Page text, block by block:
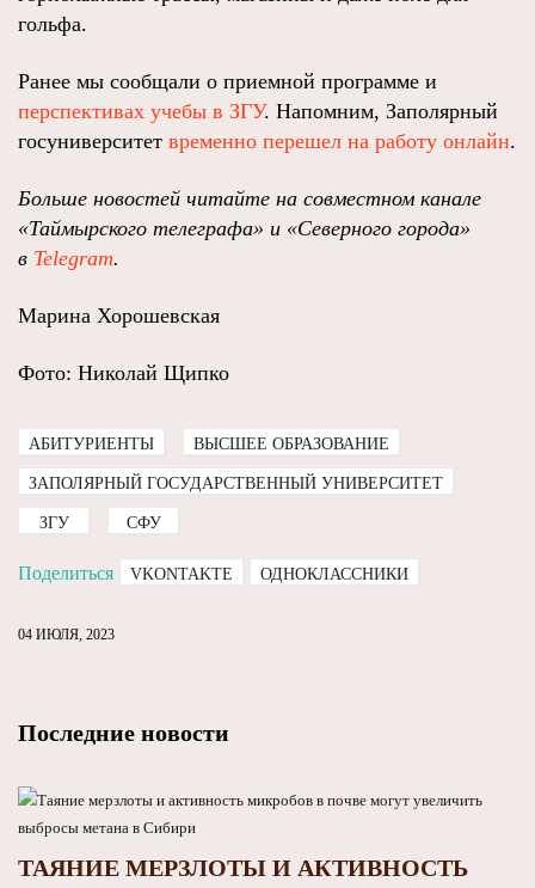
гольфа.
Ранее мы сообщали о приемной программе и
перспективах учебы в ЗГУ. Напомним, Заполярный
госуниверситет временно перешел на работу онлайн.
Больше новостей читайте на совместном канале
«Таймырского телеграфа» и «Северного города»
в Telegram.
Марина Хорошевская
Фото: Николай Щипко
АБИТУРИЕНТЫ ВЫСШЕЕ ОБРАЗОВАНИЕ
ЗАПОЛЯРНЫЙ ГОСУДАРСТВЕННЫЙ УНИВЕРСИТЕТ
ЗГУ СФУ
Поделиться VKONTAKTE ОДНОКЛАССНИКИ
04 ИЮЛЯ, 2023
Последние новости
ТАЯНИЕ МЕРЗЛОТЫ И АКТИВНОСТЬ